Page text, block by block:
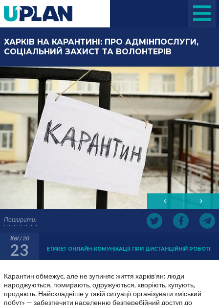
Поширити:
ХАРКІВ НА КАРАНТИНІ: ПРО АДМІНПОСЛУГИ,
СОЦІАЛЬНИЙ ЗАХИСТ ТА ВОЛОНТЕРІВ
Кві / 20
23 ЕТИКЕТ ОНЛАЙН-КОМУНІКАЦІЇ ПРИ ДИСТАНЦІЙНІЙ РОБОТІ
Карантин обмежує, але не зупиняє життя харків’ян: люди
народжуються, помирають, одружуються, хворіють, купують,
продають. Найскладніше у такій ситуації організувати «міський
побут» — забезпечити населенню безперебійний доступ до